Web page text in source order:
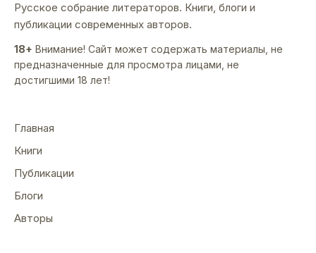
Русское собрание литераторов. Книги, блоги и
публикации современных авторов.
18+ Внимание! Сайт может содержать материалы, не
предназначенные для просмотра лицами, не
достигшими 18 лет!
Главная
Книги
Публикации
Блоги
Авторы